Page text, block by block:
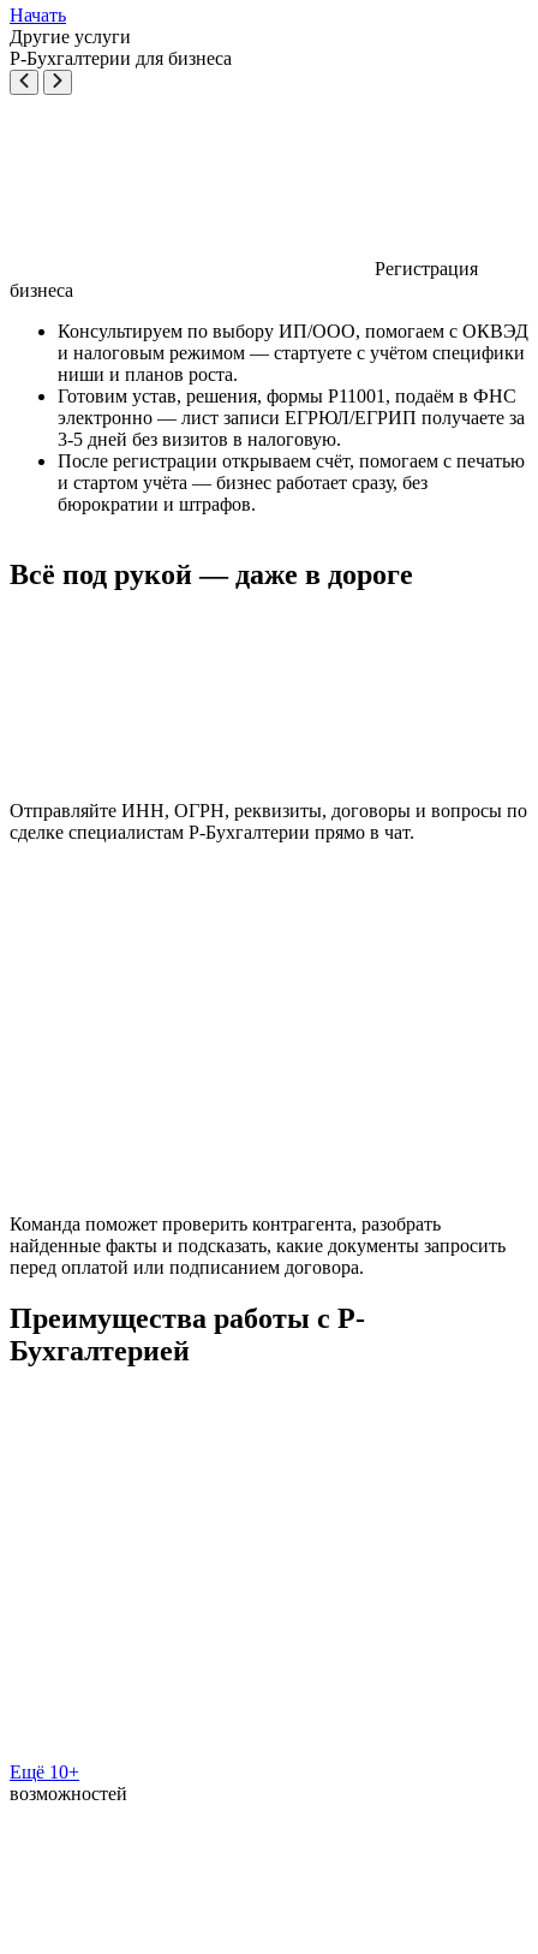
Начать
Другие услуги
Р-Бухгалтерии для бизнеса
Регистрация
бизнеса
Консультируем по выбору ИП/ООО, помогаем с ОКВЭД
и налоговым режимом — стартуете с учётом специфики
ниши и планов роста.
Готовим устав, решения, формы Р11001, подаём в ФНС
электронно — лист записи ЕГРЮЛ/ЕГРИП получаете за
3-5 дней без визитов в налоговую.
После регистрации открываем счёт, помогаем с печатью
и стартом учёта — бизнес работает сразу, без
бюрократии и штрафов.
Всё под рукой — даже в дороге
Отправляйте ИНН, ОГРН, реквизиты, договоры и вопросы по
сделке специалистам Р-Бухгалтерии прямо в чат.
Команда поможет проверить контрагента, разобрать
найденные факты и подсказать, какие документы запросить
перед оплатой или подписанием договора.
Преимущества работы с Р-
Бухгалтерией
Ещё 10+
возможностей